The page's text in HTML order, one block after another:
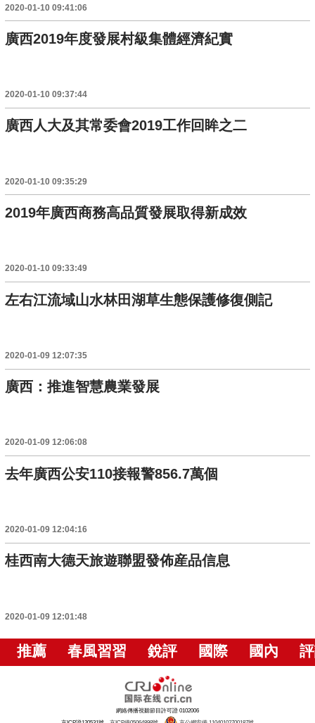
2020-01-10 09:41:06
廣西2019年度發展村級集體經濟紀實
2020-01-10 09:37:44
廣西人大及其常委會2019工作回眸之二
2020-01-10 09:35:29
2019年廣西商務高品質發展取得新成效
2020-01-10 09:33:49
左右江流域山水林田湖草生態保護修復側記
2020-01-09 12:07:35
廣西：推進智慧農業發展
2020-01-09 12:06:08
去年廣西公安110接報警856.7萬個
2020-01-09 12:04:16
桂西南大德天旅遊聯盟發佈産品信息
2020-01-09 12:01:48
推薦 春風習習 銳評 國際 國內
網絡傳播視聽節目許可證 0102006